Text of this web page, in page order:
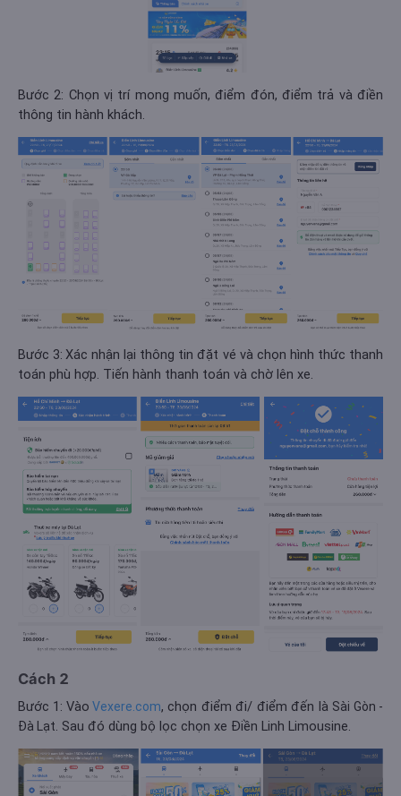
Bước 2: Chọn vị trí mong muốn, điểm đón, điểm trả và điền
thông tin hành khách.
Bước 3: Xác nhận lại thông tin đặt vé và chọn hình thức thanh
toán phù hợp. Tiến hành thanh toán và chờ lên xe.
Cách 2
Bước 1: Vào Vexere.com, chọn điểm đi/ điểm đến là Sài Gòn -
Đà Lạt. Sau đó dùng bộ lọc chọn xe Điền Linh Limousine.